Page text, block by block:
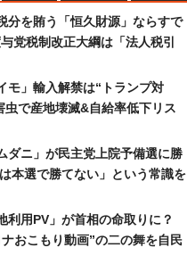
分を賄う「恒久財源」ならすで
党税制改正大綱は「法人税引
モ」輸入解禁は“トランプ対
虫で産地壊滅&自給率低下リス
ダニ」が民主党上院予備選に勝
本選で勝てない」という常識を
利用PV」が首相の命取りに？
おこもり動画”の二の舞を自民